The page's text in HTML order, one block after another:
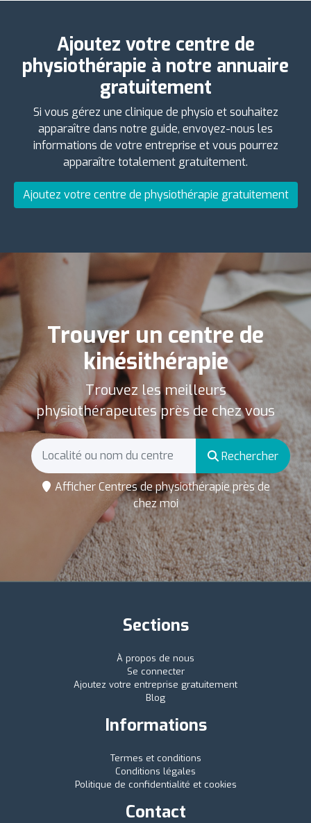
Ajoutez votre centre de
physiothérapie à notre annuaire
gratuitement
Si vous gérez une clinique de physio et souhaitez
apparaître dans notre guide, envoyez-nous les
informations de votre entreprise et vous pourrez
apparaître totalement gratuitement.
Ajoutez votre centre de physiothérapie gratuitement
Trouver un centre de
kinésithérapie
Trouvez les meilleurs
physiothérapeutes près de chez vous
Rechercher
Afficher Centres de physiothérapie près de
chez moi
Sections
À propos de nous
Se connecter
Ajoutez votre entreprise gratuitement
Blog
Informations
Termes et conditions
Conditions légales
Politique de confidentialité et cookies
Contact